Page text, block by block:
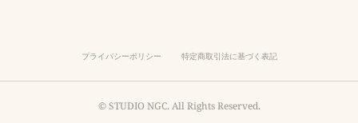
プライバシーポリシー 特定商取引法に基づく表記
© STUDIO NGC. All Rights Reserved.